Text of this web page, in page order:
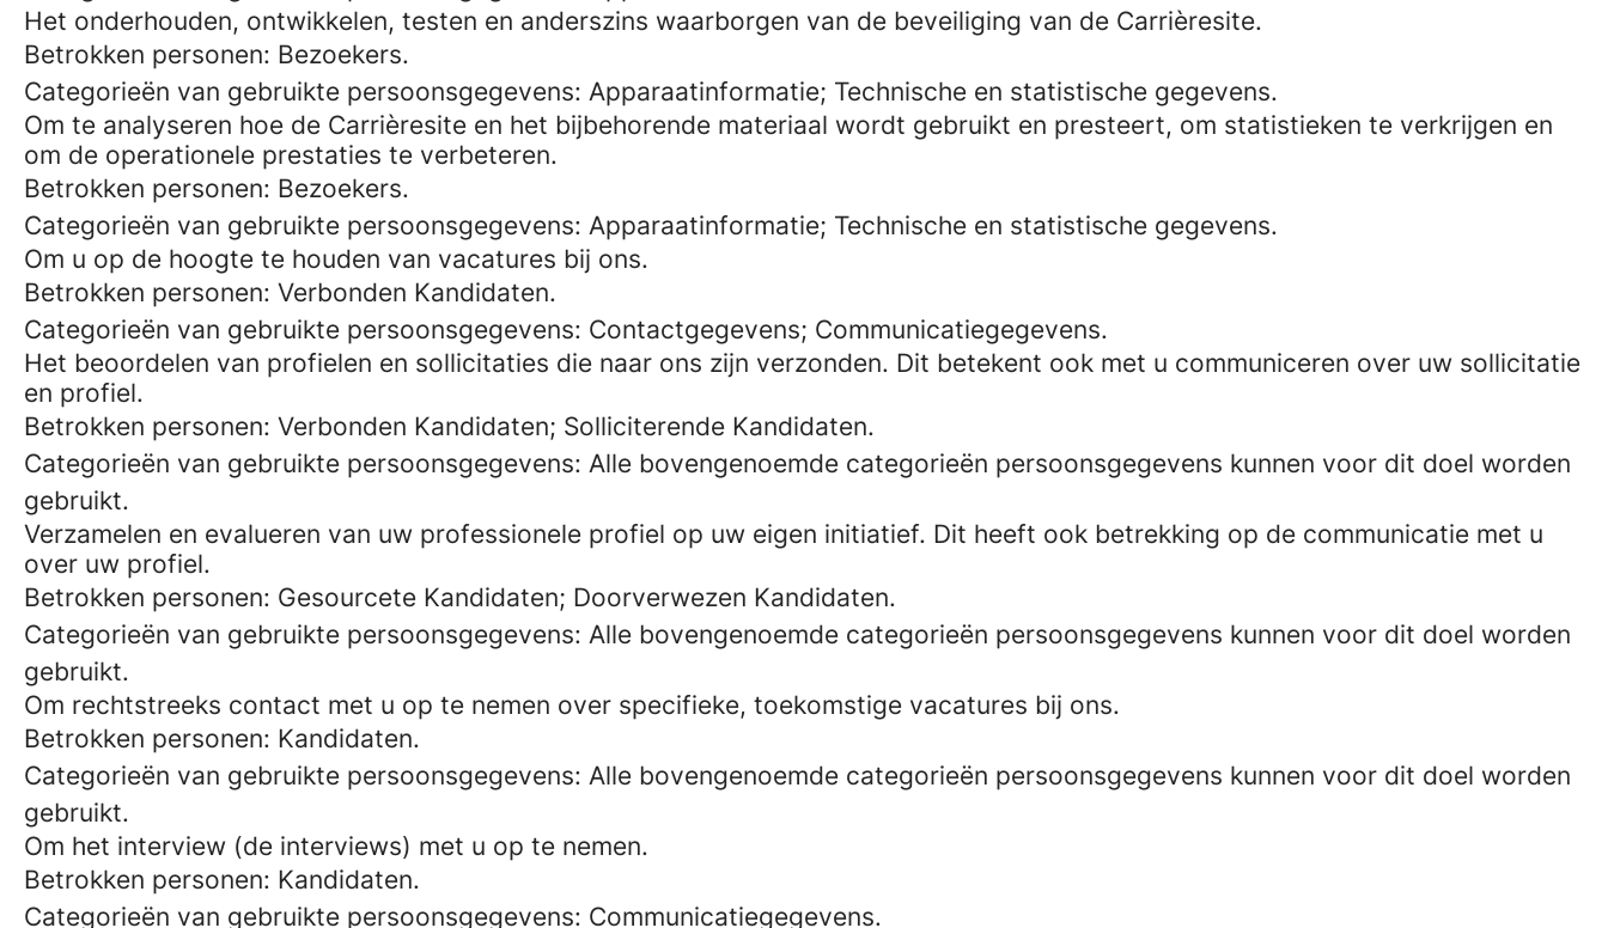
Het onderhouden, ontwikkelen, testen en anderszins waarborgen van de beveiliging van de Carrièresite.
Betrokken personen: Bezoekers.
Categorieën van gebruikte persoonsgegevens: Apparaatinformatie; Technische en statistische gegevens.
Om te analyseren hoe de Carrièresite en het bijbehorende materiaal wordt gebruikt en presteert, om statistieken te verkrijgen en
om de operationele prestaties te verbeteren.
Betrokken personen: Bezoekers.
Categorieën van gebruikte persoonsgegevens: Apparaatinformatie; Technische en statistische gegevens.
Om u op de hoogte te houden van vacatures bij ons.
Betrokken personen: Verbonden Kandidaten.
Categorieën van gebruikte persoonsgegevens: Contactgegevens; Communicatiegegevens.
Het beoordelen van profielen en sollicitaties die naar ons zijn verzonden. Dit betekent ook met u communiceren over uw sollicitatie
en profiel.
Betrokken personen: Verbonden Kandidaten; Solliciterende Kandidaten.
Categorieën van gebruikte persoonsgegevens: Alle bovengenoemde categorieën persoonsgegevens kunnen voor dit doel worden
gebruikt.
Verzamelen en evalueren van uw professionele profiel op uw eigen initiatief. Dit heeft ook betrekking op de communicatie met u
over uw profiel.
Betrokken personen: Gesourcete Kandidaten; Doorverwezen Kandidaten.
Categorieën van gebruikte persoonsgegevens: Alle bovengenoemde categorieën persoonsgegevens kunnen voor dit doel worden
gebruikt.
Om rechtstreeks contact met u op te nemen over specifieke, toekomstige vacatures bij ons.
Betrokken personen: Kandidaten.
Categorieën van gebruikte persoonsgegevens: Alle bovengenoemde categorieën persoonsgegevens kunnen voor dit doel worden
gebruikt.
Om het interview (de interviews) met u op te nemen.
Betrokken personen: Kandidaten.
Categorieën van gebruikte persoonsgegevens: Communicatiegegevens.